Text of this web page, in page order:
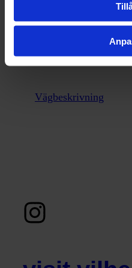
Vilhelmina Folkets
Hantverksgatan 5
Vägbeskrivning